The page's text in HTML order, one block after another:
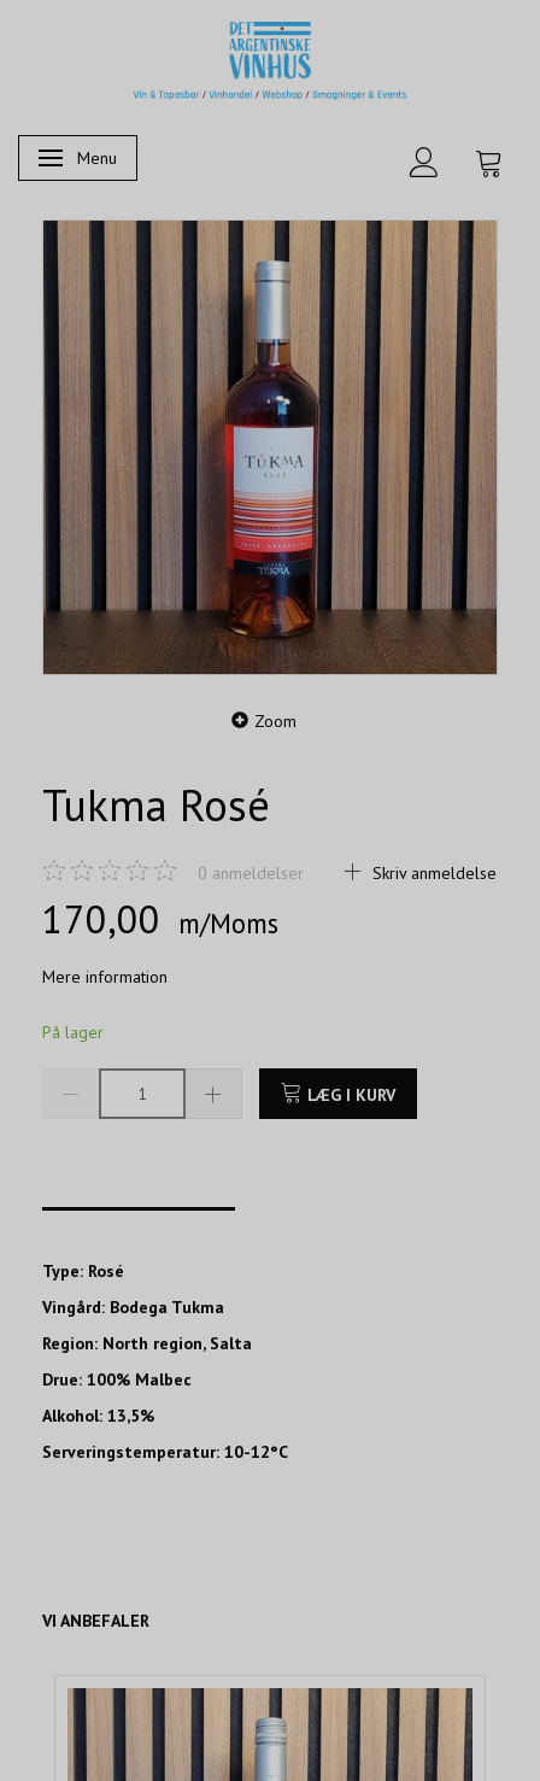
Skifte navigation
Menu
Zoom
Tukma Rosé
0 anmeldelser Skriv anmeldelse
170,00 m/Moms
Mere information
På lager
LÆG I KURV
Type: Rosé
Vingård: Bodega Tukma
Region: North region, Salta
Drue: 100% Malbec
Alkohol: 13,5%
Serveringstemperatur: 10-12°C
VI ANBEFALER